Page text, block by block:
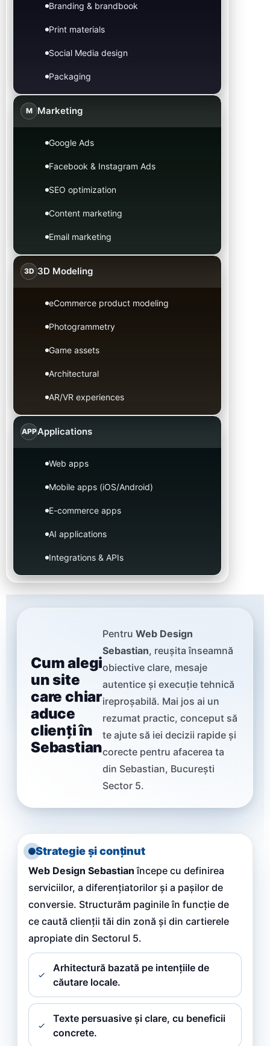
Branding & brandbook
Print materials
Social Media design
Packaging
M Marketing
Google Ads
Facebook & Instagram Ads
SEO optimization
Content marketing
Email marketing
3D 3D Modeling
eCommerce product modeling
Photogrammetry
Game assets
Architectural
AR/VR experiences
APPApplications
Web apps
Mobile apps (iOS/Android)
E-commerce apps
AI applications
Integrations & APIs
Cum alegi
un site
care chiar
aduce
clienți în
Sebastian
PentruWeb Design
Sebastian, reușita înseamnă
obiective clare, mesaje
autentice și execuție tehnică
ireproșabilă. Mai jos ai un
rezumat practic, conceput să
te ajute să iei decizii rapide și
corecte pentru afacerea ta
din Sebastian, București
Sector 5.
Strategie și conținut
Web Design Sebastian începe cu definirea
serviciilor, a diferențiatorilor și a pașilor de
conversie. Structurăm paginile în funcție de
ce caută clienții tăi din zonă și din cartierele
apropiate din Sectorul 5.
Arhitectură bazată pe intențiile de
căutare locale.
Texte persuasive și clare, cu beneficii
concrete.